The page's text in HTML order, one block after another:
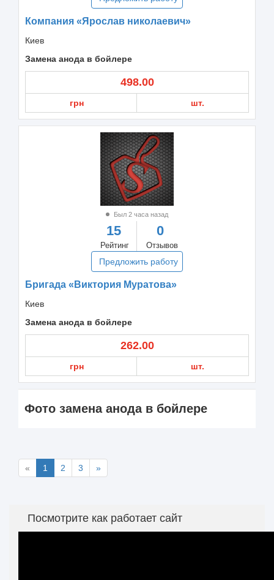
Компания «Ярослав николаевич»
Киев
Замена анода в бойлере
498.00
грн шт.
Был 2 часа назад
15
Рейтинг
0
Отзывов
Предложить работу
Бригада «Виктория Муратова»
Киев
Замена анода в бойлере
262.00
грн шт.
Фото замена анода в бойлере
« 1 2 3 »
Посмотрите как работает сайт